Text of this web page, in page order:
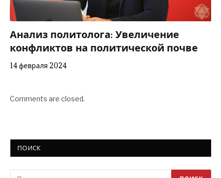
Анализ политолога: Увеличение
конфликтов на политической почве
14 февраля 2024
Comments are closed.
ПОИСК